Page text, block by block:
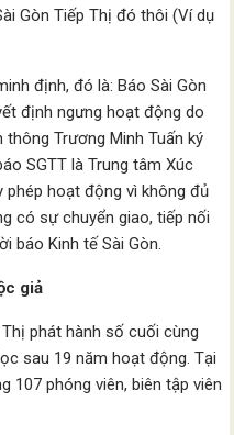
Gòn Tiếp Thị đó thôi (Ví dụ
định, đó là: Báo Sài Gòn
định ngưng hoạt động do
Trương Minh Tuấn ký
SGTT là Trung tâm Xúc
hoạt động vì không đủ
có sự chuyển giao, tiếp nối
báo Kinh tế Sài Gòn.
giả
phát hành số cuối cùng
sau 19 năm hoạt động. Tại
107 phóng viên, biên tập viên